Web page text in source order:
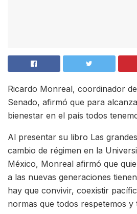
Ricardo Monreal, coordinador
Senado, afirmó que para
bienestar en el país todos
Al presentar su libro Las
cambio de régimen en la
México, Monreal afirmó que
a las nuevas generaciones
hay que convivir, coexistir
normas que todos respetemos y